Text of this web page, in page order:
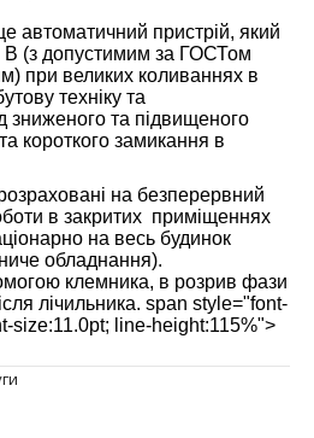
автоматичний пристрій, який
В (з допустимим за ГОСТом
при великих коливаннях в
техніку та
зниженого та підвищеного
короткого замикання в
на безперервний
в закритих приміщеннях
на весь будинок
обладнання).
клемника, в розрив фази
лічильника. span style="font-
size:11.0pt; line-height:115%">